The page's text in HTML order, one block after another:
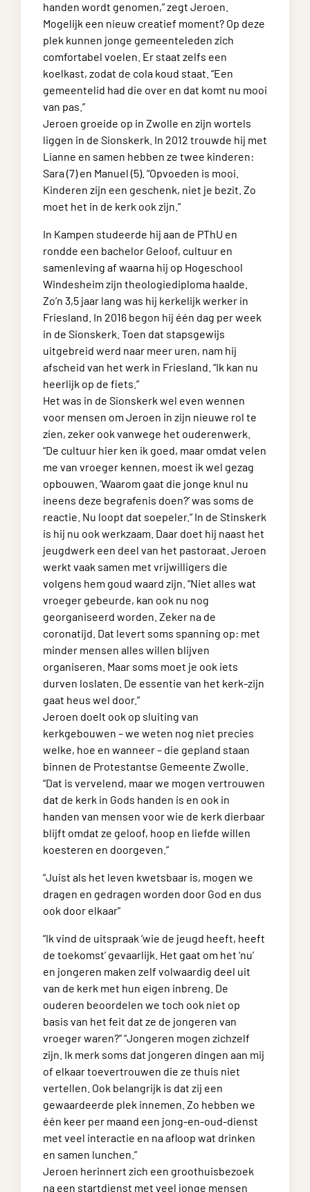
handen wordt genomen,” zegt Jeroen.
Mogelijk een nieuw creatief moment? Op deze
plek kunnen jonge gemeenteleden zich
comfortabel voelen. Er staat zelfs een
koelkast, zodat de cola koud staat. “Een
gemeentelid had die over en dat komt nu mooi
van pas.”
Jeroen groeide op in Zwolle en zijn wortels
liggen in de Sionskerk. In 2012 trouwde hij met
Lianne en samen hebben ze twee kinderen:
Sara (7) en Manuel (5). “Opvoeden is mooi.
Kinderen zijn een geschenk, niet je bezit. Zo
moet het in de kerk ook zijn.”
In Kampen studeerde hij aan de PThU en
rondde een bachelor Geloof, cultuur en
samenleving af waarna hij op Hogeschool
Windesheim zijn theologiediploma haalde.
Zo’n 3,5 jaar lang was hij kerkelijk werker in
Friesland. In 2016 begon hij één dag per week
in de Sionskerk. Toen dat stapsgewijs
uitgebreid werd naar meer uren, nam hij
afscheid van het werk in Friesland. “Ik kan nu
heerlijk op de fiets.”
Het was in de Sionskerk wel even wennen
voor mensen om Jeroen in zijn nieuwe rol te
zien, zeker ook vanwege het ouderenwerk.
“De cultuur hier ken ik goed, maar omdat velen
me van vroeger kennen, moest ik wel gezag
opbouwen. ‘Waarom gaat die jonge knul nu
ineens deze begrafenis doen?’ was soms de
reactie. Nu loopt dat soepeler.” In de Stinskerk
is hij nu ook werkzaam. Daar doet hij naast het
jeugdwerk een deel van het pastoraat. Jeroen
werkt vaak samen met vrijwilligers die
volgens hem goud waard zijn. “Niet alles wat
vroeger gebeurde, kan ook nu nog
georganiseerd worden. Zeker na de
coronatijd. Dat levert soms spanning op: met
minder mensen alles willen blijven
organiseren. Maar soms moet je ook iets
durven loslaten. De essentie van het kerk-zijn
gaat heus wel door.”
Jeroen doelt ook op sluiting van
kerkgebouwen – we weten nog niet precies
welke, hoe en wanneer – die gepland staan
binnen de Protestantse Gemeente Zwolle.
“Dat is vervelend, maar we mogen vertrouwen
dat de kerk in Gods handen is en ook in
handen van mensen voor wie de kerk dierbaar
blijft omdat ze geloof, hoop en liefde willen
koesteren en doorgeven.”
“Juist als het leven kwetsbaar is, mogen we
dragen en gedragen worden door God en dus
ook door elkaar”
“Ik vind de uitspraak ‘wie de jeugd heeft, heeft
de toekomst’ gevaarlijk. Het gaat om het ‘nu’
en jongeren maken zelf volwaardig deel uit
van de kerk met hun eigen inbreng. De
ouderen beoordelen we toch ook niet op
basis van het feit dat ze de jongeren van
vroeger waren?” “Jongeren mogen zichzelf
zijn. Ik merk soms dat jongeren dingen aan mij
of elkaar toevertrouwen die ze thuis niet
vertellen. Ook belangrijk is dat zij een
gewaardeerde plek innemen. Zo hebben we
één keer per maand een jong-en-oud-dienst
met veel interactie en na afloop wat drinken
en samen lunchen.”
Jeroen herinnert zich een groothuisbezoek
na een startdienst met veel jonge mensen